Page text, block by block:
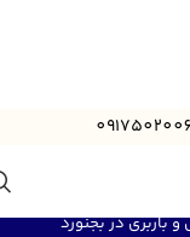
در بجنورد